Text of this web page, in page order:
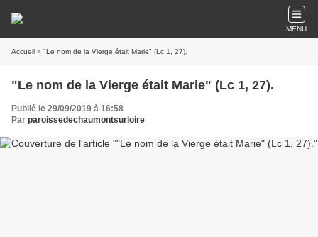
MENU
Accueil » "Le nom de la Vierge était Marie" (Lc 1, 27).
"Le nom de la Vierge était Marie" (Lc 1, 27).
Publié le 29/09/2019 à 16:58
Par paroissedechaumontsurloire